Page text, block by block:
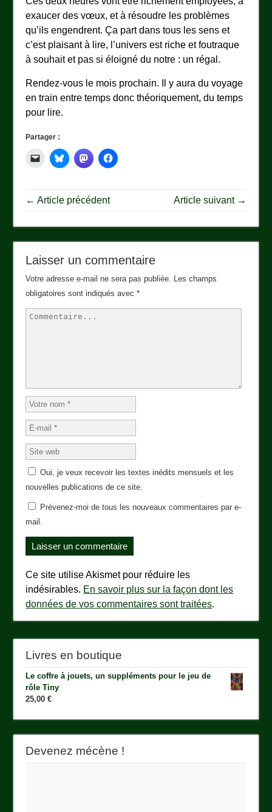
exaucer des vœux, et à résoudre les problèmes
qu’ils engendrent. Ça part dans tous les sens et
c’est plaisant à lire, l’univers est riche et foutraque
à souhait et pas si éloigné du notre : un régal.
Rendez-vous le mois prochain. Il y aura du voyage
en train entre temps donc théoriquement, du temps
pour lire.
Partager :
← Article précédent Article suivant →
Laisser un commentaire
Votre adresse e-mail ne sera pas publiée. Les champs
obligatoires sont indiqués avec*
Oui, je veux recevoir les textes inédits mensuels et les
nouvelles publications de ce site.
Prévenez-moi de tous les nouveaux commentaires par e-
mail.
Ce site utilise Akismet pour réduire les
indésirables. En savoir plus sur la façon dont les
données de vos commentaires sont traitées.
Livres en boutique
Le coffre à jouets, un suppléments pour le jeu de
rôle Tiny
25,00€
Devenez mécène !